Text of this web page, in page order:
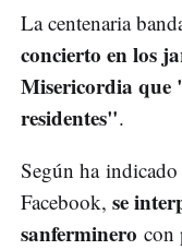
La centenaria
concierto en los
Misericordia que
residentes".
Según ha indicado
Facebook, se
sanferminero con